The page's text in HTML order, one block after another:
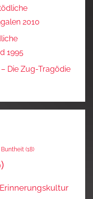
2010
1995
Die Zug-Tragödie
Buntheit (18)
Erinnerungskultur